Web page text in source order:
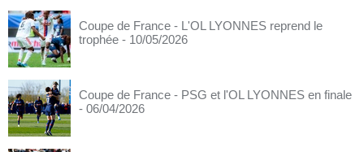
Coupe de France - L'OL LYONNES reprend le
trophée - 10/05/2026
Coupe de France - PSG et l'OL LYONNES en finale
- 06/04/2026